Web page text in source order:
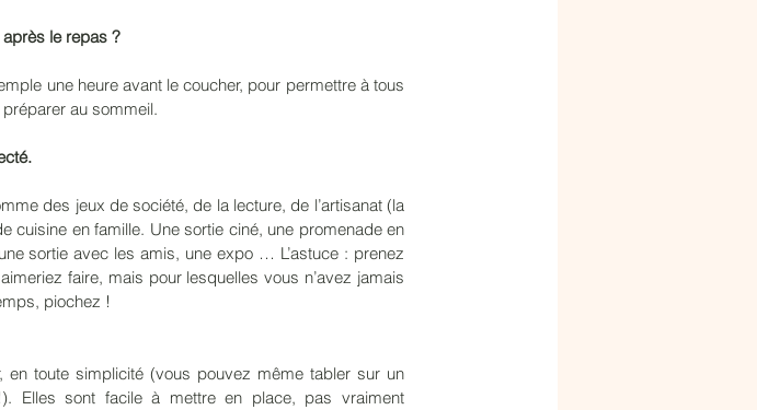
après le repas ?
une heure avant le coucher, pour permettre à tous
au sommeil.
des jeux de société, de la lecture, de l’artisanat (la
en famille. Une sortie ciné, une promenade en
sortie avec les amis, une expo … L’astuce : prenez
faire, mais pour lesquelles vous n’avez jamais
piochez !
toute simplicité (vous pouvez même tabler sur un
Elles sont facile à mettre en place, pas vraiment